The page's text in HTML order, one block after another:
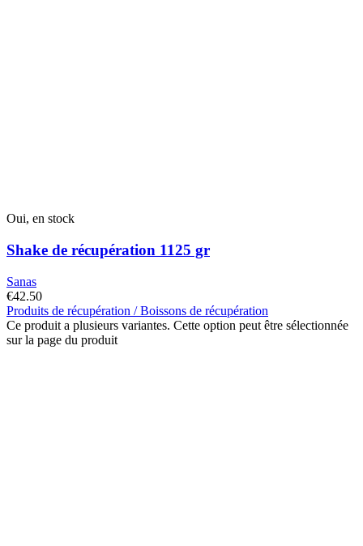
Oui, en stock
Shake de récupération 1125 gr
Sanas
€42.50
Produits de récupération / Boissons de récupération
Ce produit a plusieurs variantes. Cette option peut être sélectionnée
sur la page du produit